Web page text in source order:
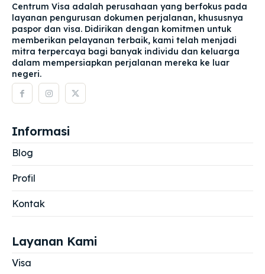
Centrum Visa adalah perusahaan yang berfokus pada
layanan pengurusan dokumen perjalanan, khususnya
paspor dan visa. Didirikan dengan komitmen untuk
memberikan pelayanan terbaik, kami telah menjadi
mitra terpercaya bagi banyak individu dan keluarga
dalam mempersiapkan perjalanan mereka ke luar
negeri.
Informasi
Blog
Profil
Kontak
Layanan Kami
Visa